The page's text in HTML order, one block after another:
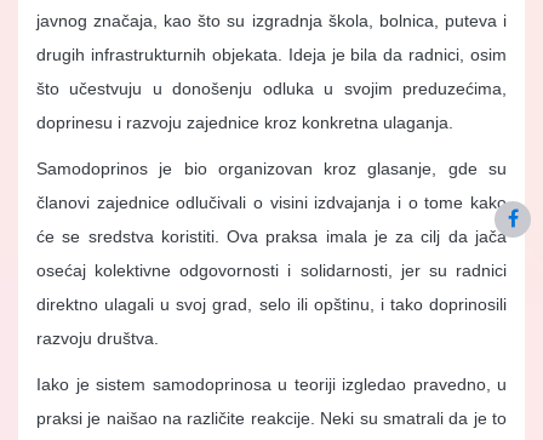
javnog značaja, kao što su izgradnja škola, bolnica, puteva i
drugih infrastrukturnih objekata. Ideja je bila da radnici, osim
što učestvuju u donošenju odluka u svojim preduzećima,
doprinesu i razvoju zajednice kroz konkretna ulaganja.
Samodoprinos je bio organizovan kroz glasanje, gde su
članovi zajednice odlučivali o visini izdvajanja i o tome kako
će se sredstva koristiti. Ova praksa imala je za cilj da jača
osećaj kolektivne odgovornosti i solidarnosti, jer su radnici
direktno ulagali u svoj grad, selo ili opštinu, i tako doprinosili
razvoju društva.
Iako je sistem samodoprinosa u teoriji izgledao pravedno, u
praksi je naišao na različite reakcije. Neki su smatrali da je to